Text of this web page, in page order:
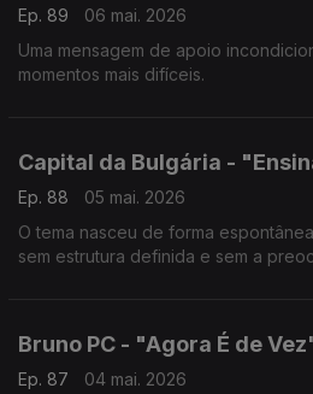
Ep. 89
06 mai. 2026
Uma mensagem de apoio
momentos mais difíceis.
Capital da Bulgária -
Ep. 88
05 mai. 2026
O tema nasceu de forma
sem estrutura definida e sem a
Bruno PC - "Agora É de
Ep. 87
04 mai. 2026